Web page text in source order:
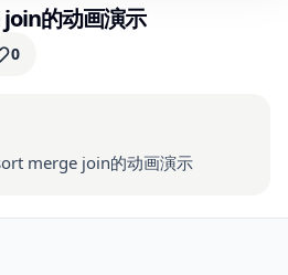
的动画演示
0
merge join的动画演示